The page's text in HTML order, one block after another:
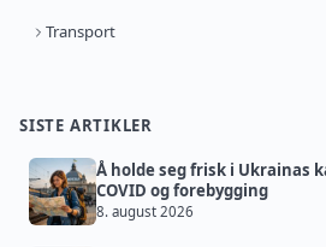
Transport
SISTE ARTIKLER
Å holde seg frisk i Ukrainas
COVID og forebygging
8. august 2026